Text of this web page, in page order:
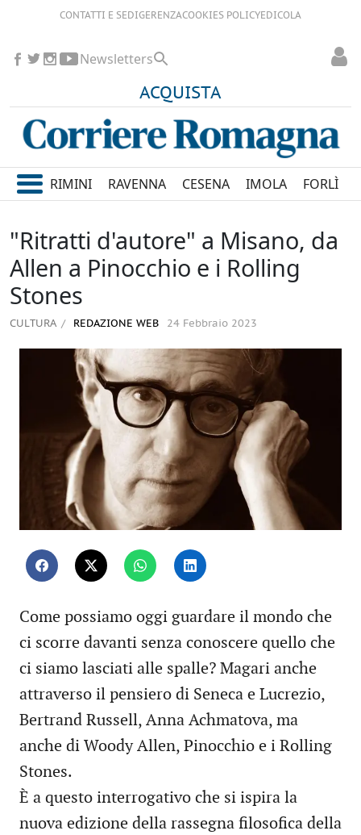
CONTATTI E SEDIGERENZACOOKIES POLICYEDICOLA
ACQUISTA
Newsletters
RIMINI RAVENNA CESENA IMOLA FORLÌ
"Ritratti d'autore" a Misano, da
Allen a Pinocchio e i Rolling
Stones
CULTURA REDAZIONE WEB 24 Febbraio 2023
Come possiamo oggi guardare il mondo che
ci scorre davanti senza conoscere quello che
ci siamo lasciati alle spalle? Magari anche
attraverso il pensiero di Seneca e Lucrezio,
Bertrand Russell, Anna Achmatova, ma
anche di Woody Allen, Pinocchio e i Rolling
Stones.
È a questo interrogativo che si ispira la
nuova edizione della rassegna filosofica della